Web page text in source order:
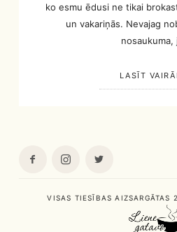
ko esmu ēdusi ne tikai
un vakariņās. Nevajag
LASĪT
VISAS TIESĪBAS AIZSARGĀTAS